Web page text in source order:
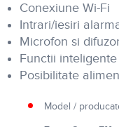
Conexiune Wi-Fi
Intrari/iesiri
Microfon si
Functii inteligente
Posibilitate
Model /